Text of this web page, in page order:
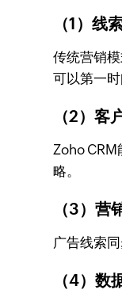
（1）线
传统营销
可以第一时
（2）客
Zoho
略。
（3）营
广告线索
（4）数